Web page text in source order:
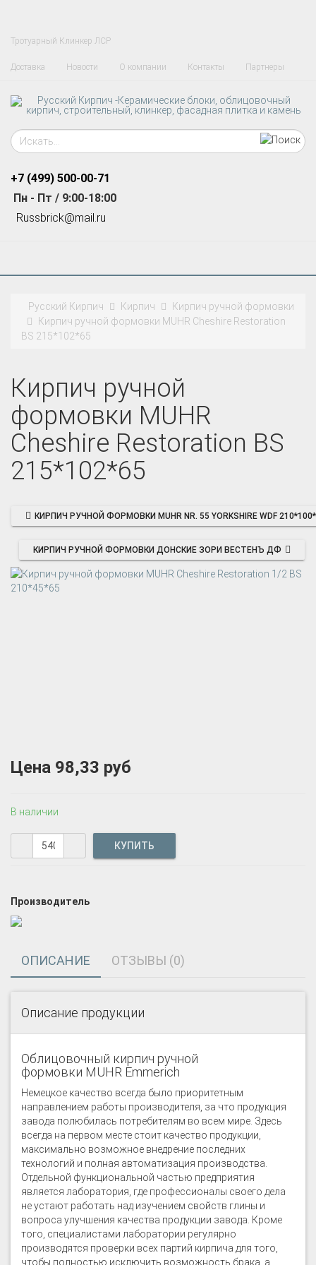
Тротуарный Клинкер ЛСР
Доставка Новости О компании Контакты Партнеры
+7 (499) 500-00-71
Пн - Пт / 9:00-18:00
Russbrick@mail.ru
Русский Кирпич Кирпич
Кирпич ручной формовки
Кирпич ручной формовки MUHR Cheshire Restoration
BS 215*102*65
Кирпич ручной
формовки MUHR
Cheshire Restoration BS
215*102*65
КИРПИЧ РУЧНОЙ ФОРМОВКИ MUHR NR. 55 YORKSHIRE WDF
КИРПИЧ РУЧНОЙ ФОРМОВКИ ДОНСКИЕ ЗОРИ ВЕСТЕНЪ ДФ
Цена 98,33 руб
В наличии
Производитель
ОПИСАНИЕ ОТЗЫВЫ (0)
Описание продукции
Облицовочный кирпич ручной
формовки MUHR Emmerich
Немецкое качество всегда было приоритетным
направлением работы производителя, за что продукция
завода полюбилась потребителям во всем мире. Здесь
всегда на первом месте стоит качество продукции,
максимально возможное внедрение последних
технологий и полная автоматизация производства.
Отдельной функциональной частью предприятия
является лаборатория, где профессионалы своего дела
не устают работать над изучением свойств глины и
вопроса улучшения качества продукции завода. Кроме
того, специалистами лаборатории регулярно
производятся проверки всех партий кирпича для того,
чтобы полностью исключить возможность брака, а